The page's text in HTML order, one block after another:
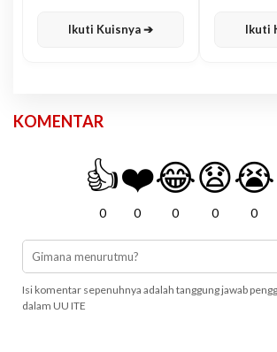
Ikuti Kuisnya ➔ Ikuti
KOMENTAR
👍
0
❤️
0
😂
0
😧
0
😭
0
Isi komentar sepenuhnya adalah tanggung jawab
dalam UU ITE